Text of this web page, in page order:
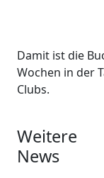
Damit ist die
Wochen in der
Clubs.
Weitere
News